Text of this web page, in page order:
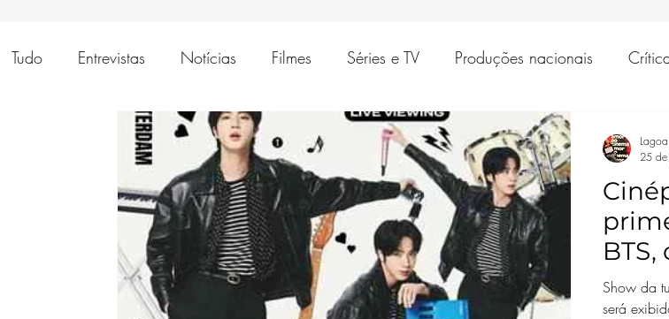
Tudo Entrevistas Notícias Filmes Séries e TV Produções nacionais
Moda e Vestuário
nos
Show da
será
25